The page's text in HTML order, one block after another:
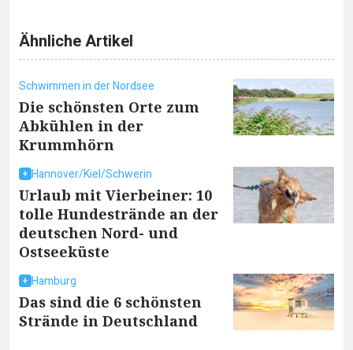
Ähnliche Artikel
Schwimmen in der Nordsee
Die schönsten Orte zum
Abkühlen in der
Krummhörn
Hannover/Kiel/Schwerin
Urlaub mit Vierbeiner: 10
tolle Hundestrände an der
deutschen Nord- und
Ostseeküste
Hamburg
Das sind die 6 schönsten
Strände in Deutschland